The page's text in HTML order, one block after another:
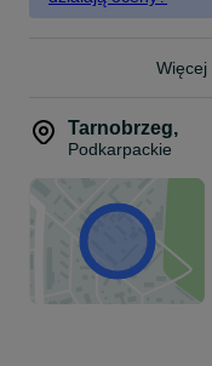
Więcej
Tarnobrzeg,
Podkarpackie